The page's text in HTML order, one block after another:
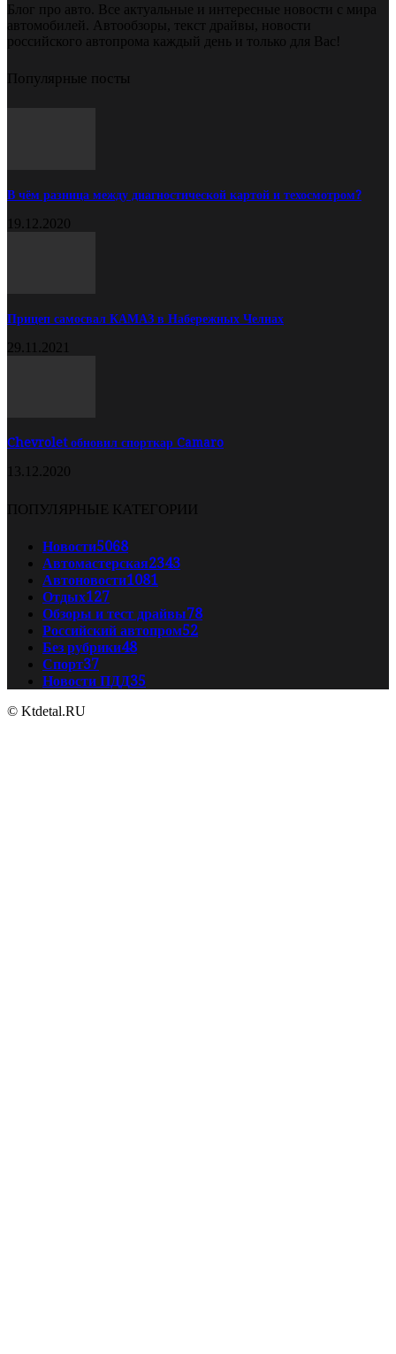
Блог про авто. Все актуальные и интересные новости с мира
автомобилей. Автообзоры, текст драйвы, новости
российского автопрома каждый день и только для Вас!
Популярные посты
В чём разница между диагностической картой и техосмотром?
19.12.2020
Прицеп самосвал КАМАЗ в Набережных Челнах
29.11.2021
Chevrolet обновил спорткар Camaro
13.12.2020
ПОПУЛЯРНЫЕ КАТЕГОРИИ
Новости5068
Автомастерская2343
Автоновости1081
Отдых127
Обзоры и тест драйвы78
Российский автопром52
Без рубрики48
Спорт37
Новости ПДД35
© Ktdetal.RU